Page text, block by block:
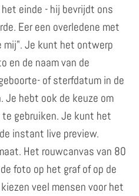
einde - hij bevrijdt ons
Eer een overledene met
mij". Je kunt het ontwerp
en de naam van de
of sterfdatum in de
hebt ook de keuze om
gebruiken. Je kunt het
instant live preview.
Het rouwcanvas van 80
foto op het graf of op de
veel mensen voor het